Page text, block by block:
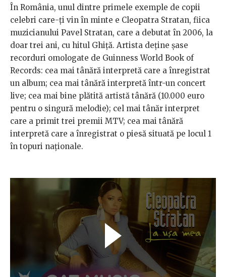
În România, unul dintre primele exemple de copii
celebri care-ți vin în minte e Cleopatra Stratan, fiica
muzicianului Pavel Stratan, care a debutat în 2006, la
doar trei ani, cu hitul Ghiță. Artista deține șase
recorduri omologate de Guinness World Book of
Records: cea mai tânără interpretă care a înregistrat
un album; cea mai tânără interpretă într-un concert
live; cea mai bine plătită artistă tânără (10.000 euro
pentru o singură melodie); cel mai tânăr interpret
care a primit trei premii MTV; cea mai tânără
interpretă care a înregistrat o piesă situată pe locul 1
în topuri naţionale.